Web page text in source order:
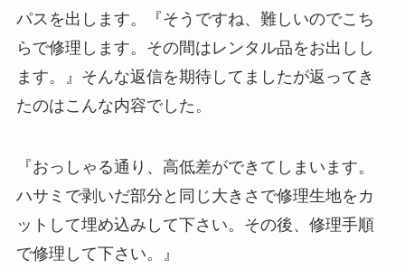
パスを出します。『そうですね、難しいのでこち
らで修理します。その間はレンタル品をお出しし
ます。』そんな返信を期待してましたが返ってき
たのはこんな内容でした。
『おっしゃる通り、高低差ができてしまいます。
ハサミで剥いだ部分と同じ大きさで修理生地をカ
ットして埋め込みして下さい。その後、修理手順
で修理して下さい。』